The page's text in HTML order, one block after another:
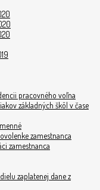
pracovného voľna
základných škôl v čase
zamestnanca
zamestnanca
zaplatenej dane z